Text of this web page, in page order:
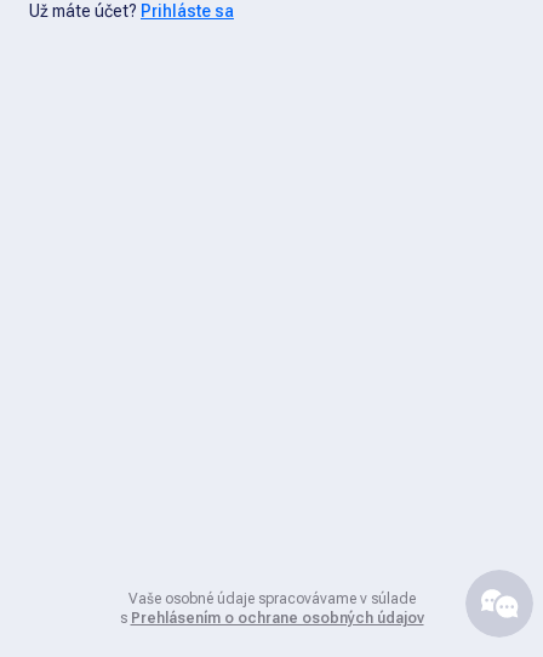
Už máte účet? Prihláste sa
Vaše osobné údaje spracovávame v súlade
s Prehlásením o ochrane osobných údajov